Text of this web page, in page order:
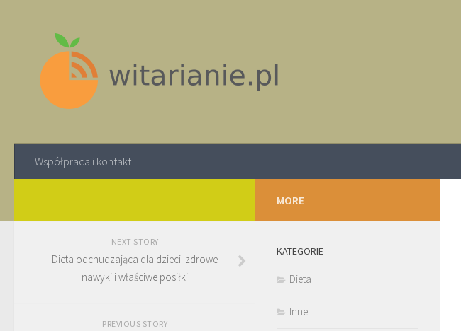
Współpraca i kontakt
NEXT STORY
Dieta odchudzająca dla dzieci: zdrowe
nawyki i właściwe posiłki
PREVIOUS STORY
MORE
KATEGORIE
Dieta
Inne